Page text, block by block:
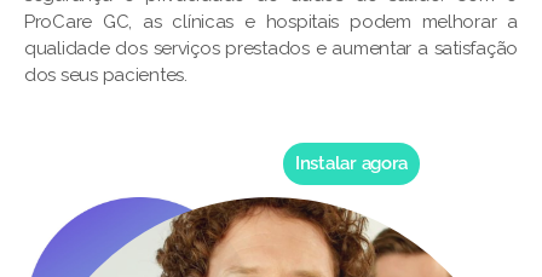
ProCare GC, as clínicas e hospitais podem melhorar a
qualidade dos serviços prestados e aumentar a satisfação
dos seus pacientes.
Instalar agora